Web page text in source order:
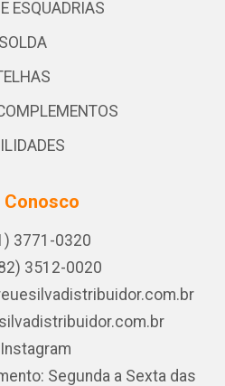
ESQUADRIAS
SOLDA
Conosco
3771-0320
3512-0020
Instagram
Segunda a Sexta das